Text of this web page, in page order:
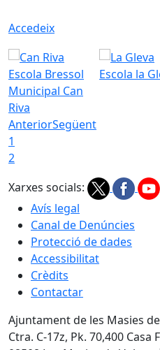
Accedeix
Escola Bressol
Municipal Can
Riva
Escola la
AnteriorSegüent
1
2
Xarxes socials:
Avís legal
Canal de Denúncies
Protecció de dades
Accessibilitat
Crèdits
Contactar
Ajuntament de les Masies
Ctra. C-17z, Pk. 70,400 Casa